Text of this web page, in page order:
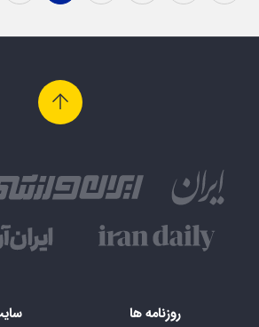
روزنامه ها